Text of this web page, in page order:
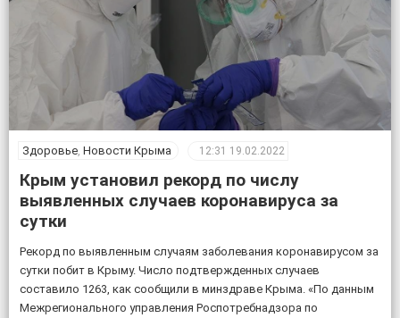
Здоровье, Новости Крыма 12:31 19.02.2022
Крым установил рекорд по числу
выявленных случаев коронавируса за
сутки
Рекорд по выявленным случаям заболевания коронавирусом за
сутки побит в Крыму. Число подтвержденных случаев
составило 1263, как сообщили в минздраве Крыма. «По данным
Межрегионального управления Роспотребнадзора по